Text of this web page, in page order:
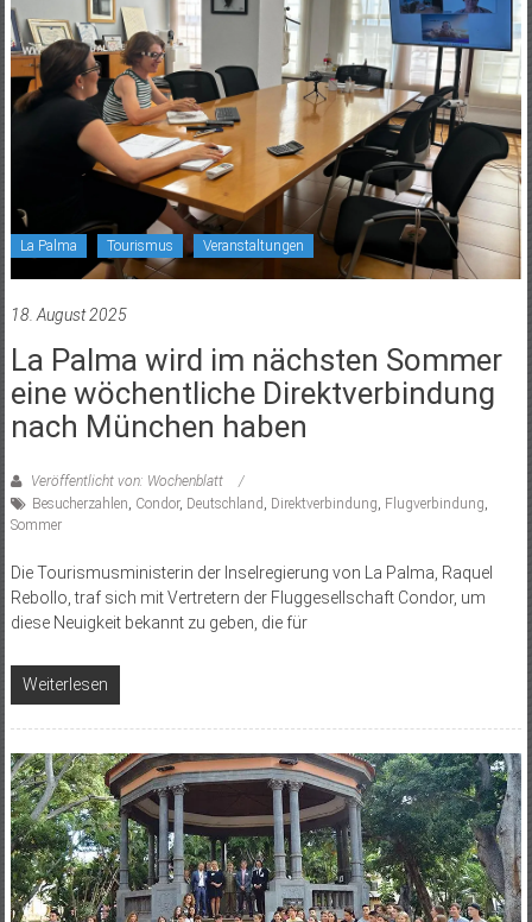
La Palma Tourismus Veranstaltungen
18. August 2025
La Palma wird im nächsten Sommer
eine wöchentliche Direktverbindung
nach München haben
Veröffentlicht von: Wochenblatt
Besucherzahlen, Condor, Deutschland , Direktverbindung, Flugverbindung,
Sommer
Die Tourismusministerin der Inselregierung von La Palma, Raquel
Rebollo, traf sich mit Vertretern der Fluggesellschaft Condor, um
diese Neuigkeit bekannt zu geben, die für
Weiterlesen